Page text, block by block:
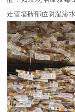
走管墙砖部位阴湿渗